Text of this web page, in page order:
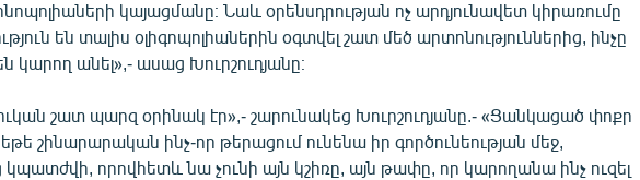
կայացմանը։ Նաև օրենսդրության ոչ արդյունավետ կիրառումը
են տալիս օլիգոպոլիաներին օգտվել շատ մեծ արտոնություններից, ինչը
կարող անել»,- ասաց Խուրշուդյանը։
շատ պարզ օրինակ էր»,- շարունակեց Խուրշուդյանը.- «Ցանկացած փոքր
շինարարական ինչ-որ թերացում ունենա իր գործունեության մեջ,
որովհետև նա չունի այն կշիռը, այն թափը, որ կարողանա ինչ ուզել